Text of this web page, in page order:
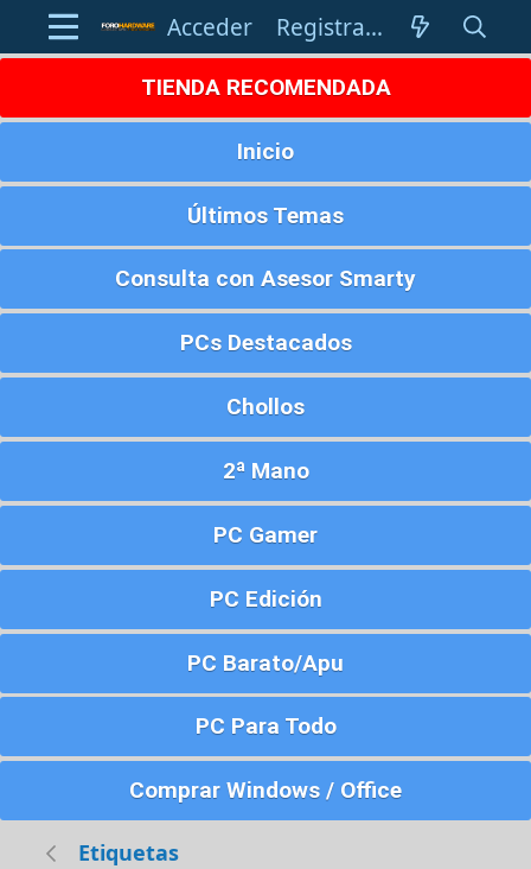
Acceder Registrarse
TIENDA RECOMENDADA
Inicio
Últimos Temas
Consulta con Asesor Smarty
PCs Destacados
Chollos
2ª Mano
PC Gamer
PC Edición
PC Barato/Apu
PC Para Todo
Comprar Windows / Office
Etiquetas